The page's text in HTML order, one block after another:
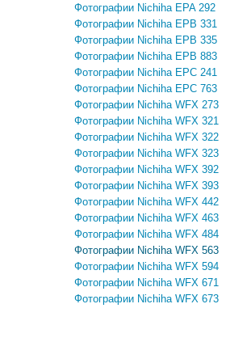
Фотографии Nichiha EPA 292
Фотографии Nichiha EPB 331
Фотографии Nichiha EPB 335
Фотографии Nichiha EPB 883
Фотографии Nichiha EPC 241
Фотографии Nichiha EPC 763
Фотографии Nichiha WFX 273
Фотографии Nichiha WFX 321
Фотографии Nichiha WFX 322
Фотографии Nichiha WFX 323
Фотографии Nichiha WFX 392
Фотографии Nichiha WFX 393
Фотографии Nichiha WFX 442
Фотографии Nichiha WFX 463
Фотографии Nichiha WFX 484
Фотографии Nichiha WFX 563
Фотографии Nichiha WFX 594
Фотографии Nichiha WFX 671
Фотографии Nichiha WFX 673